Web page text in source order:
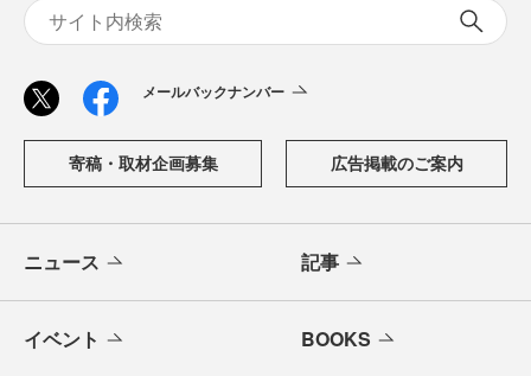
メールバックナンバー
寄稿・取材企画募集 広告掲載のご案内
ニュース 記事
イベント BOOKS